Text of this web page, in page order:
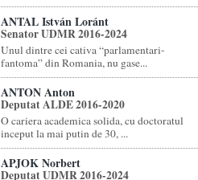
ANTAL István Loránt
Senator UDMR 2016-2024
Unul dintre cei cativa “parlamentari-
fantoma” din Romania, nu gase...
ANTON Anton
Deputat ALDE 2016-2020
O cariera academica solida, cu doctoratul
inceput la mai putin de 30, ...
APJOK Norbert
Deputat UDMR 2016-2024